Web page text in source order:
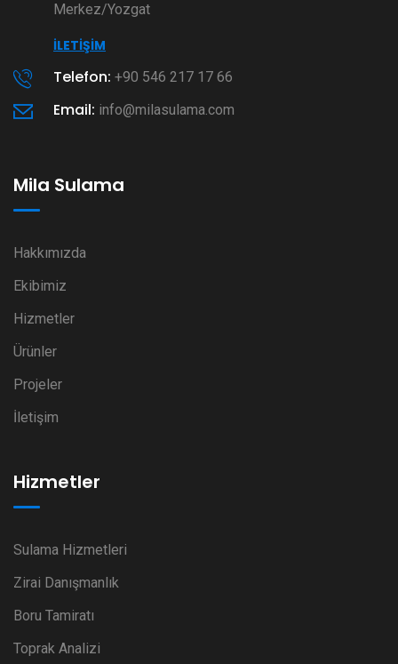
Merkez/Yozgat
İLETIŞIM
Telefon: +90 546 217 17 66
Email: info@milasulama.com
Mila Sulama
Hakkımızda
Ekibimiz
Hizmetler
Ürünler
Projeler
İletişim
Hizmetler
Sulama Hizmetleri
Zirai Danışmanlık
Boru Tamiratı
Toprak Analizi